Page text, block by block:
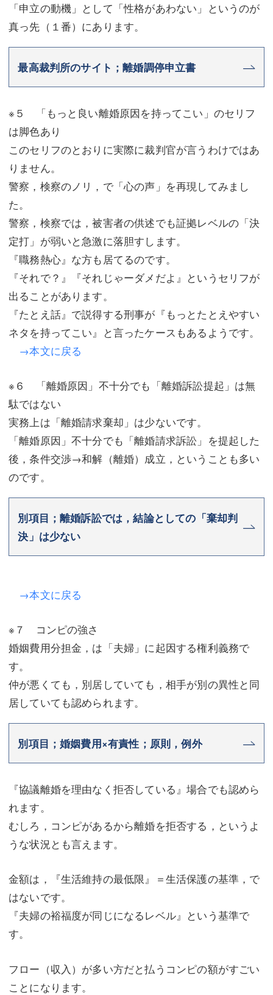
「申立の動機」として「性格があわない」というのが
真っ先（１番）にあります。
最高裁判所のサイト；離婚調停申立書
※５ 「もっと良い離婚原因を持ってこい」のセリフ
は脚色あり
このセリフのとおりに実際に裁判官が言うわけではあ
りません。
警察，検察のノリ，で「心の声」を再現してみまし
た。
警察，検察では，被害者の供述でも証拠レベルの「決
定打」が弱いと急激に落胆すします。
『職務熱心』な方も居てるのです。
『それで？』『それじゃーダメだよ』というセリフが
出ることがあります。
『たとえ話』で説得する刑事が『もっとたとえやすい
ネタを持ってこい』と言ったケースもあるようです。
→本文に戻る
※６ 「離婚原因」不十分でも「離婚訴訟提起」は無
駄ではない
実務上は「離婚請求棄却」は少ないです。
「離婚原因」不十分でも「離婚請求訴訟」を提起した
後，条件交渉→和解（離婚）成立，ということも多い
のです。
別項目；離婚訴訟では，結論としての「棄却判
決」は少ない
→本文に戻る
※７ コンピの強さ
婚姻費用分担金，は「夫婦」に起因する権利義務で
す。
仲が悪くても，別居していても，相手が別の異性と同
居していても認められます。
別項目；婚姻費用×有責性；原則，例外
『協議離婚を理由なく拒否している』場合でも認めら
れます。
むしろ，コンピがあるから離婚を拒否する，というよ
うな状況とも言えます。
金額は，『生活維持の最低限』＝生活保護の基準，で
はないです。
『夫婦の裕福度が同じになるレベル』という基準で
す。
フロー（収入）が多い方だと払うコンピの額がすごい
ことになります。